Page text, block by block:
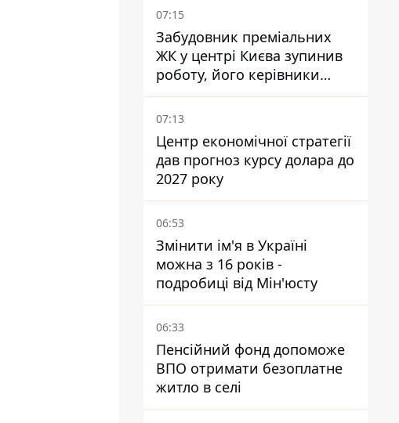
07:15
Забудовник преміальних
ЖК у центрі Києва зупинив
роботу, його керівники
втекли з України - Bihus.info
07:13
Центр економічної стратегії
дав прогноз курсу долара до
2027 року
06:53
Змінити ім'я в Україні
можна з 16 років -
подробиці від Мін'юсту
06:33
Пенсійний фонд допоможе
ВПО отримати безоплатне
житло в селі